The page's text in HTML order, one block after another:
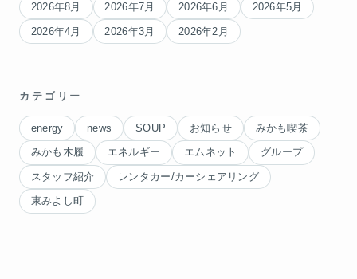
2026年8月 2026年7月 2026年6月 2026年5月
2026年4月 2026年3月 2026年2月
カテゴリー
energy news SOUP お知らせ みかも喫茶
みかも木履 エネルギー エムネット グループ
スタッフ紹介 レンタカー/カーシェアリング
東みよし町